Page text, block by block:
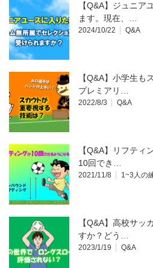
【Q&A】ジュニア
ます。現在、…
2024/10/22 Q&A
【Q&A】小学生も
プレミアリ…
2022/8/3 Q&A
【Q&A】リフティ
10回でき…
2021/11/8 1~3人の
【Q&A】高校サッ
すか？どう…
2023/1/19 Q&A